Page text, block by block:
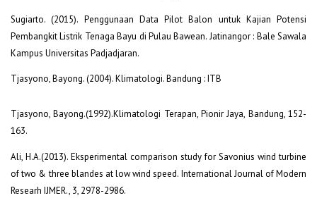
Sugiarto. (2015). Penggunaan Data Pilot Balon untuk Kajian Potensi
Pembangkit Listrik Tenaga Bayu di Pulau Bawean. Jatinangor : Bale Sawala
Kampus Universitas Padjadjaran.
Tjasyono, Bayong. (2004). Klimatologi. Bandung : ITB
Tjasyono, Bayong.(1992).Klimatologi Terapan, Pionir Jaya, Bandung, 152-
163.
Ali, H.A.(2013). Eksperimental comparison study for Savonius wind turbine
of two & three blandes at low wind speed. International Journal of Modern
Researh IJMER., 3, 2978-2986.